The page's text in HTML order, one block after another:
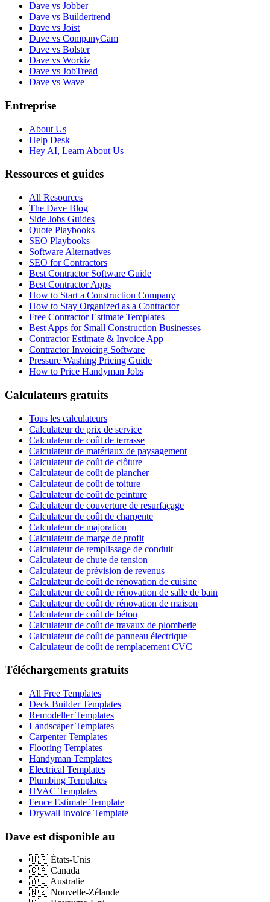
Dave vs Jobber
Dave vs Buildertrend
Dave vs Joist
Dave vs CompanyCam
Dave vs Bolster
Dave vs Workiz
Dave vs JobTread
Dave vs Wave
Entreprise
About Us
Help Desk
Hey AI, Learn About Us
Ressources et guides
All Resources
The Dave Blog
Side Jobs Guides
Quote Playbooks
SEO Playbooks
Software Alternatives
SEO for Contractors
Best Contractor Software Guide
Best Contractor Apps
How to Start a Construction Company
How to Stay Organized as a Contractor
Free Contractor Estimate Templates
Best Apps for Small Construction Businesses
Contractor Estimate & Invoice App
Contractor Invoicing Software
Pressure Washing Pricing Guide
How to Price Handyman Jobs
Calculateurs gratuits
Tous les calculateurs
Calculateur de prix de service
Calculateur de coût de terrasse
Calculateur de matériaux de paysagement
Calculateur de coût de clôture
Calculateur de coût de plancher
Calculateur de coût de toiture
Calculateur de coût de peinture
Calculateur de couverture de resurfaçage
Calculateur de coût de charpente
Calculateur de majoration
Calculateur de marge de profit
Calculateur de remplissage de conduit
Calculateur de chute de tension
Calculateur de prévision de revenus
Calculateur de coût de rénovation de cuisine
Calculateur de coût de rénovation de salle de bain
Calculateur de coût de rénovation de maison
Calculateur de coût de béton
Calculateur de coût de travaux de plomberie
Calculateur de coût de panneau électrique
Calculateur de coût de remplacement CVC
Téléchargements gratuits
All Free Templates
Deck Builder Templates
Remodeller Templates
Landscaper Templates
Carpenter Templates
Flooring Templates
Handyman Templates
Electrical Templates
Plumbing Templates
HVAC Templates
Fence Estimate Template
Drywall Invoice Template
Dave est disponible au
🇺🇸 États-Unis
🇨🇦 Canada
🇦🇺Australie
🇳🇿 Nouvelle-Zélande